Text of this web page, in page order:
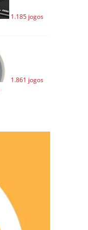
1.185 jogos
1.861 jogos